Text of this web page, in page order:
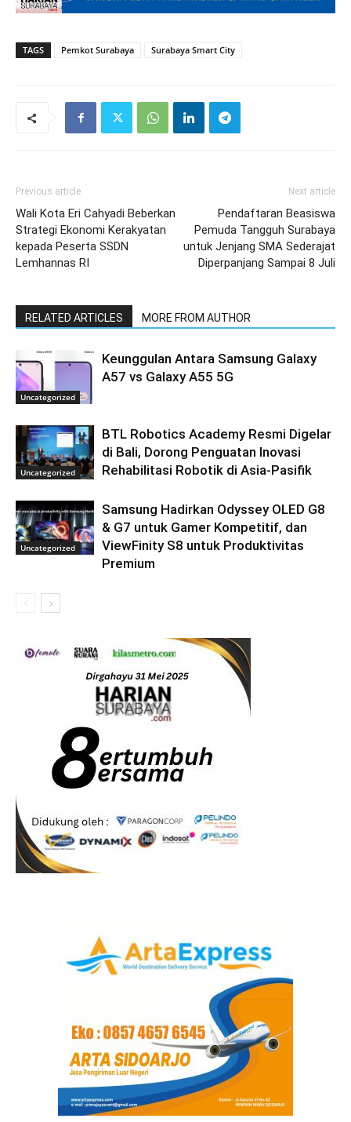
TAGS Pemkot Surabaya Surabaya Smart City
Previous article
Wali Kota Eri Cahyadi Beberkan
Strategi Ekonomi Kerakyatan
kepada Peserta SSDN
Lemhannas RI
Next article
Pendaftaran Beasiswa
Pemuda Tangguh Surabaya
untuk Jenjang SMA Sederajat
Diperpanjang Sampai 8 Juli
RELATED ARTICLES MORE FROM AUTHOR
Uncategorized
Keunggulan Antara Samsung Galaxy
A57 vs Galaxy A55 5G
Uncategorized
BTL Robotics Academy Resmi Digelar
di Bali, Dorong Penguatan Inovasi
Rehabilitasi Robotik di Asia-Pasifik
Uncategorized
Samsung Hadirkan Odyssey OLED G8
& G7 untuk Gamer Kompetitif, dan
ViewFinity S8 untuk Produktivitas
Premium